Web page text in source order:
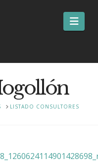
LISTADO CONSULTORES